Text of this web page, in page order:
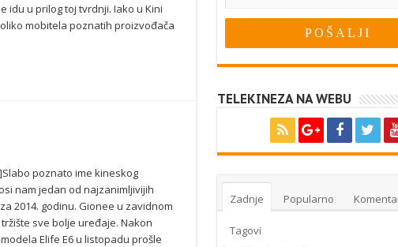
idu u prilog toj tvrdnji. Iako u Kini
mobitela poznatih proizvođača
poznato ime kineskog
nam jedan od najzanimljivijih
2014. godinu. Gionee u zavidnom
sve bolje uređaje. Nakon
Elife E6 u listopadu prošle
TELEKINEZA NA WEBU
Zadnje Popularno
Tagovi